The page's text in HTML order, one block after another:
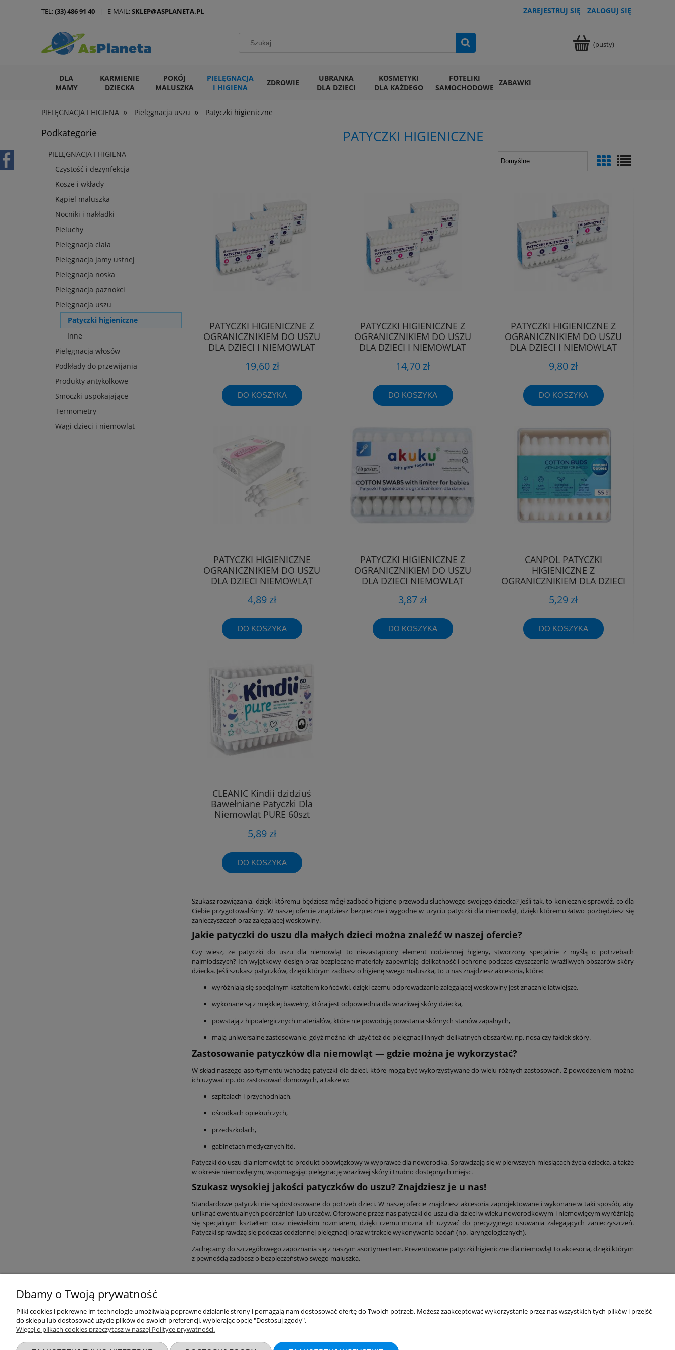
ZAREJESTRUJ SIĘ ZALOGUJ SIĘ
(pusty)
DLA
MAMY
KARMIENIE
DZIECKA
POKÓJ
MALUSZKA
PIELĘGNACJA
I HIGIENA
ZDROWIE
UBRANKA
DLA DZIECI
KOSMETYKI
DLA KAŻDEGO
FOTELIKI
SAMOCHODOWE ZABAWKI
ARTYKUŁY DLA ZWIERZĄT
PIELĘGNACJA I HIGIENA » Pielęgnacja uszu » Patyczki higieniczne
TEL:(33) 486 91 40 | E-MAIL:SKLEP@ASPLANETA.PL
Podkategorie
PIELĘGNACJA I HIGIENA
Czystość i dezynfekcja
Kosze i wkłady
Kąpiel maluszka
Nocniki i nakładki
Pieluchy
Pielęgnacja ciała
Pielęgnacja jamy ustnej
Pielęgnacja noska
Pielęgnacja paznokci
Pielęgnacja uszu
Patyczki higieniczne
Inne
Pielęgnacja włosów
Podkłady do przewijania
Produkty antykolkowe
Smoczki uspokajające
Termometry
Wagi dzieci i niemowląt
PATYCZKI HIGIENICZNE
PATYCZKI HIGIENICZNE Z
OGRANICZNIKIEM DO USZU
DLA DZIECI I NIEMOWLĄT
19,60 zł
DO KOSZYKA
PATYCZKI HIGIENICZNE Z
OGRANICZNIKIEM DO USZU
DLA DZIECI I NIEMOWLĄT
14,70 zł
DO KOSZYKA
PATYCZKI HIGIENICZNE Z
OGRANICZNIKIEM DO USZU
DLA DZIECI I NIEMOWLĄT
9,80 zł
DO KOSZYKA
PATYCZKI HIGIENICZNE
OGRANICZNIKIEM DO USZU
DLA DZIECI NIEMOWLĄT
4,89 zł
DO KOSZYKA
PATYCZKI HIGIENICZNE Z
OGRANICZNIKIEM DO USZU
DLA DZIECI NIEMOWLĄT
3,87 zł
DO KOSZYKA
CANPOL PATYCZKI
HIGIENICZNE Z
OGRANICZNIKIEM DLA DZIECI
5,29 zł
DO KOSZYKA
CLEANIC Kindii dzidziuś
Bawełniane Patyczki Dla
Niemowląt PURE 60szt
5,89 zł
DO KOSZYKA
Szukasz rozwiązania, dzięki któremu będziesz mógł zadbać o higienę przewodu słuchowego swojego dziecka? Jeśli tak, to koniecznie sprawdź, co dla
Ciebie przygotowaliśmy. W naszej ofercie znajdziesz bezpieczne i wygodne w użyciu patyczki dla niemowląt, dzięki któremu łatwo pozbędziesz się
zanieczyszczeń oraz zalegającej woskowiny.
Jakie patyczki do uszu dla małych dzieci można znaleźć w naszej ofercie?
Czy wiesz, że patyczki do uszu dla niemowląt to niezastąpiony element codziennej higieny, stworzony specjalnie z myślą o potrzebach
najmłodszych? Ich wyjątkowy design oraz bezpieczne materiały zapewniają delikatność i ochronę podczas czyszczenia wrażliwych obszarów skóry
dziecka. Jeśli szukasz patyczków, dzięki którym zadbasz o higienę swego maluszka, to u nas znajdziesz akcesoria, które:
wyróżniają się specjalnym kształtem końcówki, dzięki czemu odprowadzanie zalegającej woskowiny jest znacznie łatwiejsze,
wykonane są z miękkiej bawełny, która jest odpowiednia dla wrażliwej skóry dziecka,
powstają z hipoalergicznych materiałów, które nie powodują powstania skórnych stanów zapalnych,
mają uniwersalne zastosowanie, gdyż można ich użyć też do pielęgnacji innych delikatnych obszarów, np. nosa czy fałdek skóry.
Zastosowanie patyczków dla niemowląt — gdzie można je wykorzystać?
W skład naszego asortymentu wchodzą patyczki dla dzieci, które mogą być wykorzystywane do wielu różnych zastosowań. Z powodzeniem można
ich używać np. do zastosowań domowych, a także w:
szpitalach i przychodniach,
ośrodkach opiekuńczych,
przedszkolach,
gabinetach medycznych itd.
Patyczki do uszu dla niemowląt to produkt obowiązkowy w wyprawce dla noworodka. Sprawdzają się w pierwszych miesiącach życia dziecka, a także
w okresie niemowlęcym, wspomagając pielęgnację wrażliwej skóry i trudno dostępnych miejsc.
Szukasz wysokiej jakości patyczków do uszu? Znajdziesz je u nas!
Standardowe patyczki nie są dostosowane do potrzeb dzieci. W naszej ofercie znajdziesz akcesoria zaprojektowane i wykonane w taki sposób, aby
uniknąć ewentualnych podrażnień lub urazów. Oferowane przez nas patyczki do uszu dla dzieci w wieku noworodkowym i niemowlęcym wyróżniają
się specjalnym kształtem oraz niewielkim rozmiarem, dzięki czemu można ich używać do precyzyjnego usuwania zalegających zanieczyszczeń.
Patyczki sprawdzą się podczas codziennej pielęgnacji oraz w trakcie wykonywania badań (np. laryngologicznych).
Zachęcamy do szczegółowego zapoznania się z naszym asortymentem. Prezentowane patyczki higieniczne dla niemowląt to akcesoria, dzięki którym
z pewnością zadbasz o bezpieczeństwo swego maluszka.
Przydatne linki
Nowości
Promocje
Warunki zakupów
Regulaminy
Zwroty i reklamacje
Moje konto
Ustawienia konta
Informacje o sklepie
Dbamy o Twoją prywatność
Pliki cookies i pokrewne im technologie umożliwiają poprawne działanie strony i pomagają nam dostosować ofertę do Twoich potrzeb. Możesz zaakceptować wykorzystanie przez nas wszystkich tych plików i przejść
do sklepu lub dostosować użycie plików do swoich preferencji, wybierając opcję "Dostosuj zgody".
Więcej o plikach cookies przeczytasz w naszej Polityce prywatności.